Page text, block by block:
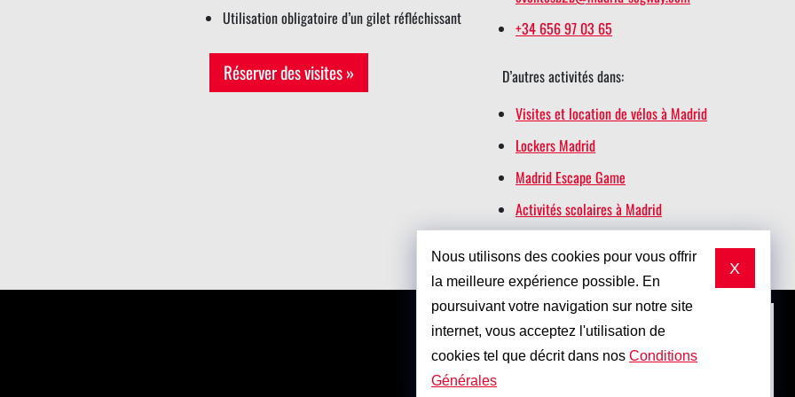
Utilisation obligatoire d’un gilet réfléchissant
Réserver des visites »
+34 656 97 03 65
D’autres activités dans:
Visites et location de vélos à Madrid
Lockers Madrid
Madrid Escape Game
Activités scolaires à Madrid
X
Nous utilisons des cookies pour vous offrir
la meilleure expérience possible. En
poursuivant votre navigation sur notre site
internet, vous acceptez l'utilisation de
cookies tel que décrit dans nosConditions
Générales